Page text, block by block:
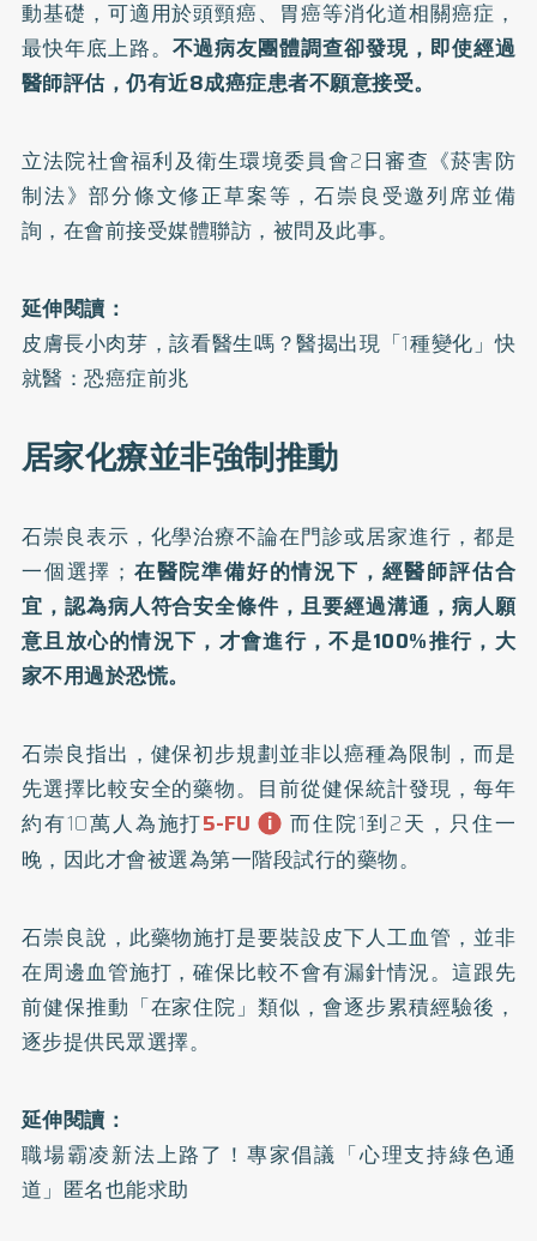
動基礎，可適用於頭頸癌、胃癌等消化道相關癌症，
最快年底上路。 不過病友團體調查卻發現，即使經過
醫師評估，仍有近8成癌症患者不願意接受。
立法院社會福利及衛生環境委員會2日審查 《菸害防
制法》部分條文修正草案等，石崇良受邀列席並備
詢，在會前接受媒體聯訪，被問及此事。
延伸閱讀：
皮膚長小肉芽，該看醫生嗎？醫揭出現「1種變化」快
就醫：恐癌症前兆
居家化療並非強制推動
石崇良表示，化學治療不論在門診或居家進行，都是
一個選擇； 在醫院準備好的情況下，經醫師評估合
宜，認為病人符合安全條件，且要經過溝通，病人願
意且放心的情況下，才會進行，不是100%推行，大
家不用過於恐慌。
石崇良指出，健保初步規劃並非以癌種為限制，而是
先選擇比較安全的藥物。目前從健保統計發現，每年
約有10萬人為施打5-FU
而住院1到2天，只住一
晚，因此才會被選為第一階段試行的藥物。
石崇良說，此藥物施打是要裝設皮下人工血管，並非
在周邊血管施打，確保比較不會有漏針情況。這跟先
前健保推動「在家住院」類似，會逐步累積經驗後，
逐步提供民眾選擇。
延伸閱讀：
職場霸凌新法上路了！專家倡議「心理支持綠色通
道」匿名也能求助